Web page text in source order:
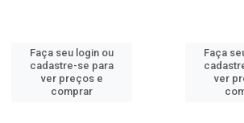
Faça seu login ou
cadastre-se para
ver preços e
comprar
Faça
ver